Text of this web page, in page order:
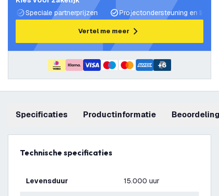
Speciale partnerprijzen
Projectondersteuning en
Vertel me meer
+6
Specificaties productinformatie
Technische specificaties
Levensduur 15.000 uur